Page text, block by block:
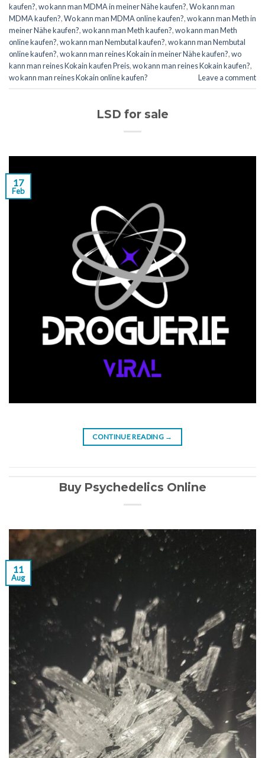
kaufen?,wo kann man MDMA in meiner Nähe kaufen?,Wo kann man
MDMA kaufen?,Wo kann man MDMA online kaufen?,wo kann man Meth in
meiner Nähe kaufen?,wo kann man Meth kaufen?,wo kann man Meth
online kaufen?,wo kann man Nembutal kaufen?,wo kann man Nembutal
online kaufen?,wo kann man reines Kokain in meiner Nähe kaufen?,wo
kann man reines Kokain kaufen Preis,wo kann man reines Kokain kaufen?,
wo kann man reines Kokain online kaufen?
Leave a comment
LSD for sale
17
Feb
CONTINUE READING →
Buy Psychedelics Online
11
Aug